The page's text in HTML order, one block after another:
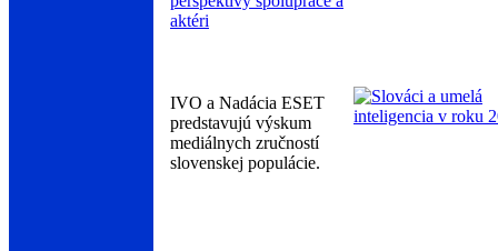
IVO a Nadácia ESET
predstavujú výskum
mediálnych zručností
slovenskej populácie.